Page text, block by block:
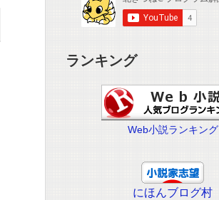
ランキング
Web小説ランキング
にほんブログ村